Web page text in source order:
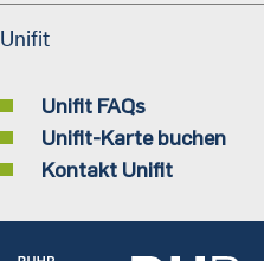
Unifit
Unifit FAQs
Unifit-Karte buchen
Kontakt Unifit